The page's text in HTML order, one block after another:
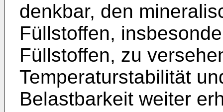
denkbar, den
Füllstoffen,
Füllstoffen, zu
Temperaturstabilität
Belastbarkeit weiter